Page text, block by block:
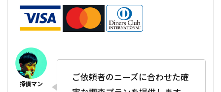
ご依頼者のニーズに合わせた確